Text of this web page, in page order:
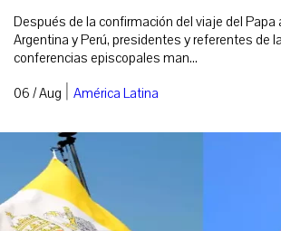
Después de la confirmación del viaje del Papa
Argentina y Perú, presidentes y referentes de
conferencias episcopales man...
06 / Aug | América Latina